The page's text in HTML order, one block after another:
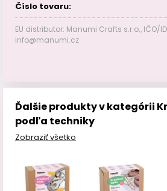
Číslo tovaru:
EU distributor: Manumi Crafts s.r.o., IČO/
info@manumi.cz
Ďalšie produkty v kategórii
podľa techniky
Zobraziť všetko